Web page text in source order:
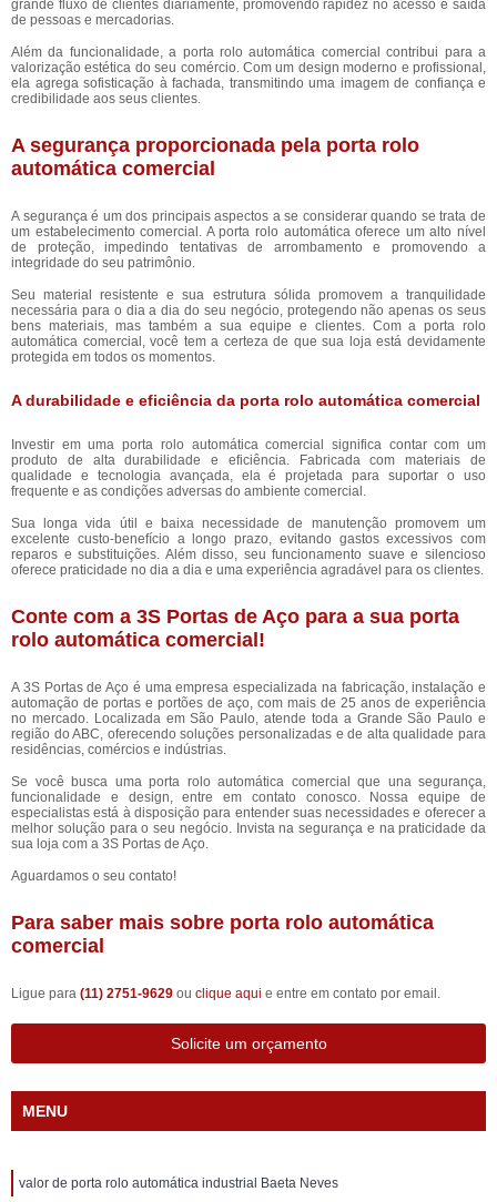
grande fluxo de clientes diariamente, promovendo rapidez no acesso e saída
de pessoas e mercadorias.
Além da funcionalidade, a porta rolo automática comercial contribui para a
valorização estética do seu comércio. Com um design moderno e profissional,
ela agrega sofisticação à fachada, transmitindo uma imagem de confiança e
credibilidade aos seus clientes.
A segurança proporcionada pela porta rolo
automática comercial
A segurança é um dos principais aspectos a se considerar quando se trata de
um estabelecimento comercial. A porta rolo automática oferece um alto nível
de proteção, impedindo tentativas de arrombamento e promovendo a
integridade do seu patrimônio.
Seu material resistente e sua estrutura sólida promovem a tranquilidade
necessária para o dia a dia do seu negócio, protegendo não apenas os seus
bens materiais, mas também a sua equipe e clientes. Com a porta rolo
automática comercial, você tem a certeza de que sua loja está devidamente
protegida em todos os momentos.
A durabilidade e eficiência da porta rolo automática comercial
Investir em uma porta rolo automática comercial significa contar com um
produto de alta durabilidade e eficiência. Fabricada com materiais de
qualidade e tecnologia avançada, ela é projetada para suportar o uso
frequente e as condições adversas do ambiente comercial.
Sua longa vida útil e baixa necessidade de manutenção promovem um
excelente custo-benefício a longo prazo, evitando gastos excessivos com
reparos e substituições. Além disso, seu funcionamento suave e silencioso
oferece praticidade no dia a dia e uma experiência agradável para os clientes.
Conte com a 3S Portas de Aço para a sua porta
rolo automática comercial!
A 3S Portas de Aço é uma empresa especializada na fabricação, instalação e
automação de portas e portões de aço, com mais de 25 anos de experiência
no mercado. Localizada em São Paulo, atende toda a Grande São Paulo e
região do ABC, oferecendo soluções personalizadas e de alta qualidade para
residências, comércios e indústrias.
Se você busca uma porta rolo automática comercial que una segurança,
funcionalidade e design, entre em contato conosco. Nossa equipe de
especialistas está à disposição para entender suas necessidades e oferecer a
melhor solução para o seu negócio. Invista na segurança e na praticidade da
sua loja com a 3S Portas de Aço.
Aguardamos o seu contato!
Para saber mais sobre porta rolo automática
comercial
Ligue para (11) 2751-9629 ou clique aqui e entre em contato por email.
Solicite um orçamento
MENU
valor de porta rolo automática industrial Baeta Neves